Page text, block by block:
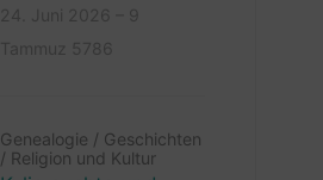
Genealogie / Geschichten
/ Religion und Kultur